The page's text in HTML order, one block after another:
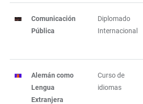
Comunicación
Pública
Diplomado
Internacional
Alemán como
Lengua
Extranjera
Curso de
idiomas